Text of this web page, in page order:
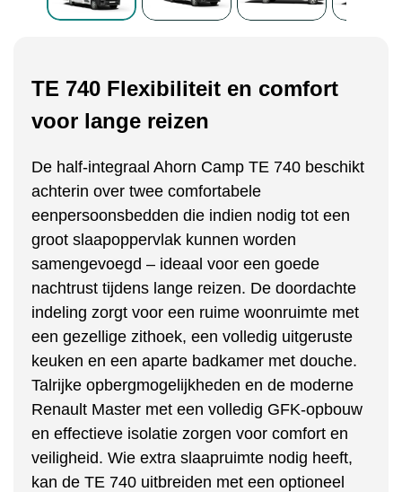
TE 740 Flexibiliteit en comfort
voor lange reizen
De half-integraal Ahorn Camp TE 740 beschikt
achterin over twee comfortabele
eenpersoonsbedden die indien nodig tot een
groot slaapoppervlak kunnen worden
samengevoegd – ideaal voor een goede
nachtrust tijdens lange reizen. De doordachte
indeling zorgt voor een ruime woonruimte met
een gezellige zithoek, een volledig uitgeruste
keuken en een aparte badkamer met douche.
Talrijke opbergmogelijkheden en de moderne
Renault Master met een volledig GFK-opbouw
en effectieve isolatie zorgen voor comfort en
veiligheid. Wie extra slaapruimte nodig heeft,
kan de TE 740 uitbreiden met een optioneel